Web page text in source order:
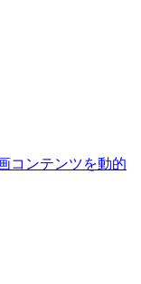
コンテンツを動的